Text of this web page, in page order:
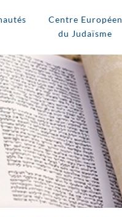
Centre Européen
du Judaïsme